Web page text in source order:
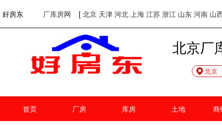
好房东 厂库房网 [ 北京 天津 河北 上海 江苏 浙江 山东 河南 山
欢迎访问好房东！网站首页
北京厂
北京
首页 厂房 库房 土地 商